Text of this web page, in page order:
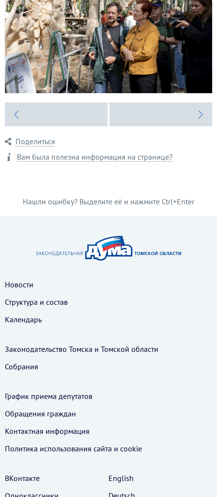
Поделиться
Вам была полезна информация на странице?
Нашли ошибку? Выделите её и нажмите Ctrl+Enter
Новости
Структура и состав
Календарь
Законодательство Томска и Томской области
Собрания
График приема депутатов
Обращения граждан
Контактная информация
Политика использования cайта и cookie
ВКонтакте
English